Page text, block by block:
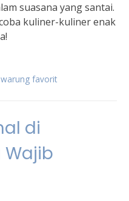
suasana yang santai.
kuliner-kuliner enak
warung favorit
di